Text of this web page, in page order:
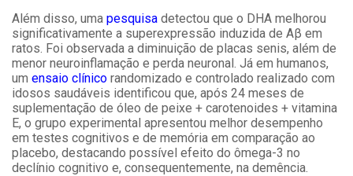
Além disso, uma pesquisa detectou que o DHA melhorou
significativamente a superexpressão induzida de Aβ em
ratos. Foi observada a diminuição de placas senis, além de
menor neuroinflamação e perda neuronal. Já em humanos,
um ensaio clínico randomizado e controlado realizado com
idosos saudáveis identificou que, após 24 meses de
suplementação de óleo de peixe + carotenoides + vitamina
E, o grupo experimental apresentou melhor desempenho
em testes cognitivos e de memória em comparação ao
placebo, destacando possível efeito do ômega-3 no
declínio cognitivo e, consequentemente, na demência.